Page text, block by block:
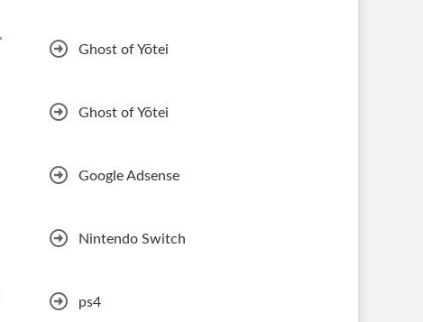
Ghost of Yōtei
Ghost of Yōtei
Google Adsense
Nintendo Switch
ps4